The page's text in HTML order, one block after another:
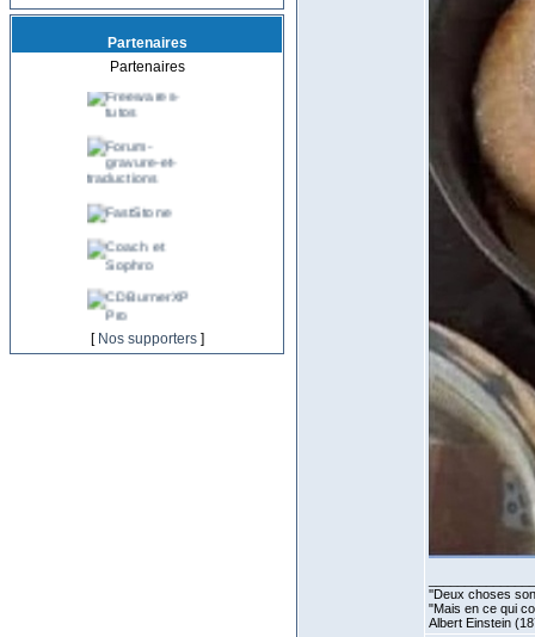
Partenaires
Partenaires
[ Nos supporters]
''Deux choses
"Mais en ce qui
Albert Einstein